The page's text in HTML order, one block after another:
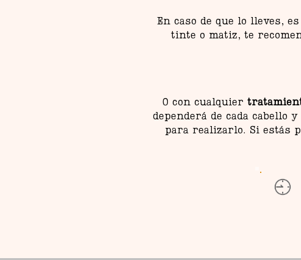
En caso de que lo lleves,
tinte o matiz, te
O con cualquier
dependerá de cada cabello
para realizarlo. Si estás